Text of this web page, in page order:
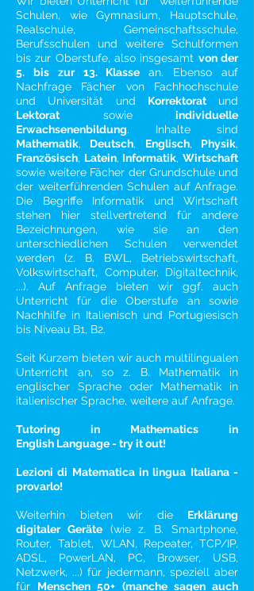
Schulen, wie Gymnasium, Hauptschule,
Realschule, Gemeinschaftsschule,
Berufsschulen und weitere Schulformen
bis zur Oberstufe, also insgesamt von der
5. bis zur 13. Klassean. Ebenso auf
Nachfrage Fächer von Fachhochschule
und Universität und Korrektoratund
Lektorat sowie individuelle
Erwachsenenbildung. Inhalte sind
Mathematik, Deutsch, Englisch, Physik,
Französisch, Latein, Informatik,Wirtschaft
sowie weitere Fächer der Grundschule und
der weiterführenden Schulen auf Anfrage.
Die Begriffe Informatik und Wirtschaft
stehen hier stellvertretend für andere
Bezeichnungen, wie sie an den
unterschiedlichen Schulen verwendet
werden (z. B. BWL, Betriebswirtschaft,
Volkswirtschaft, Computer, Digitaltechnik,
...). Auf Anfrage bieten wir ggf. auch
Unterricht für die Oberstufe an sowie
Nachhilfe in Italienisch und Portugiesisch
bis Niveau B1, B2.
Seit Kurzem bieten wir auch multilingualen
Unterricht an, so z. B. Mathematik in
englischer Sprache oder Mathematik in
italienischer Sprache, weitere auf Anfrage.
Tutoring in Mathematics in
English Language - try it out!
Lezioni di Matematica in lingua Italiana -
provarlo!
Weiterhin bieten wir die Erklärung
digitaler Geräte(wie z. B. Smartphone,
Router, Tablet, WLAN, Repeater, TCP/IP,
ADSL, PowerLAN, PC, Browser, USB,
Netzwerk, ...) für jedermann, speziell aber
für Menschen 50+ (manche sagen auch